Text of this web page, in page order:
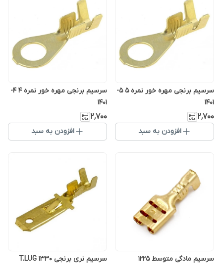
سرسیم برنجی مهره خور نمره ۵ 5-
1401
۲٬۷۰۰
افزودن به سبد
سرسیم برنجی مهره خور نمره ۴ 4-
1401
۲٬۷۰۰
افزودن به سبد
سرسیم مادگی متوسط ۱۲۲۵ سرسیم نری برنجی ۱۳۳۰ T.LUG